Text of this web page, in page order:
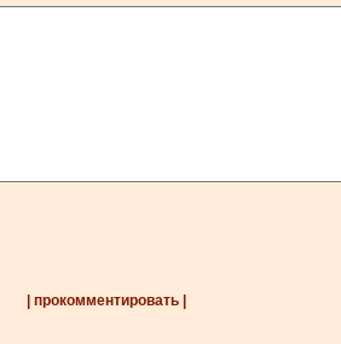
| прокомментировать |